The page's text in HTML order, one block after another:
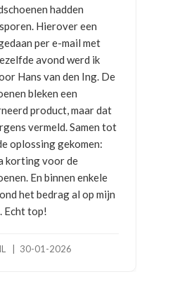
hadden
Hierover een
per e-mail met
avond werd ik
Hans van den Ing. De
bleken een
product, maar dat
vermeld. Samen tot
oplossing gekomen:
korting voor de
En binnen enkele
het bedrag al op mijn
Echt top!
| 30-01-2026